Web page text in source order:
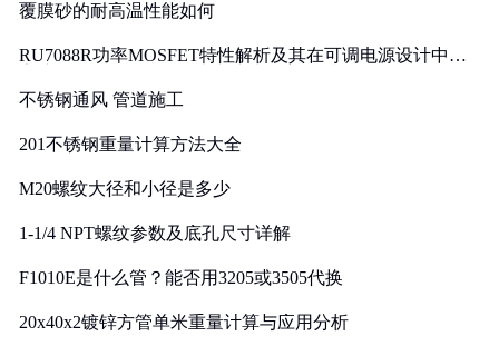
覆膜砂的耐高温性能如何
RU7088R功率MOSFET特性解析及其在可调电源设计中的
不锈钢通风 管道施工
201不锈钢重量计算方法大全
M20螺纹大径和小径是多少
1-1/4 NPT螺纹参数及底孔尺寸详解
F1010E是什么管？能否用3205或3505代换
20x40x2镀锌方管单米重量计算与应用分析